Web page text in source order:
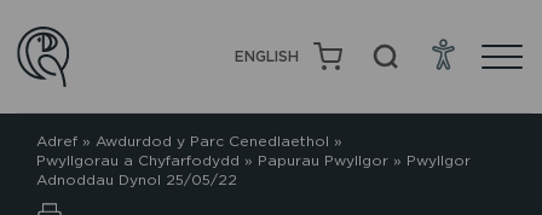
ENGLISH
Adref » Awdurdod y Parc Cenedlaethol »
Pwyllgorau a Chyfarfodydd » Papurau Pwyllgor » Pwyllgor
Adnoddau Dynol 25/05/22